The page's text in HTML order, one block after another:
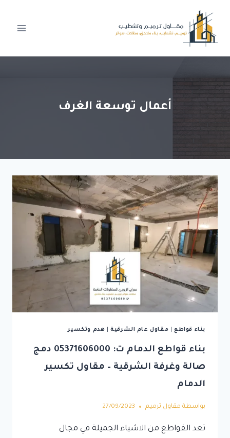
المحتوى
أعمال توسعة الغرف
بناء قواطع| مقاول عام الشرقية| هدم وتكسير
بناء قواطع الدمام ت: 05371606000 دمج
صالة وغرفة الشرقية – مقاول تكسير
الدمام
بواسطة مقاول ترميم 27/09/2023
تعد القواطع من الاشياء الجميلة في مجال